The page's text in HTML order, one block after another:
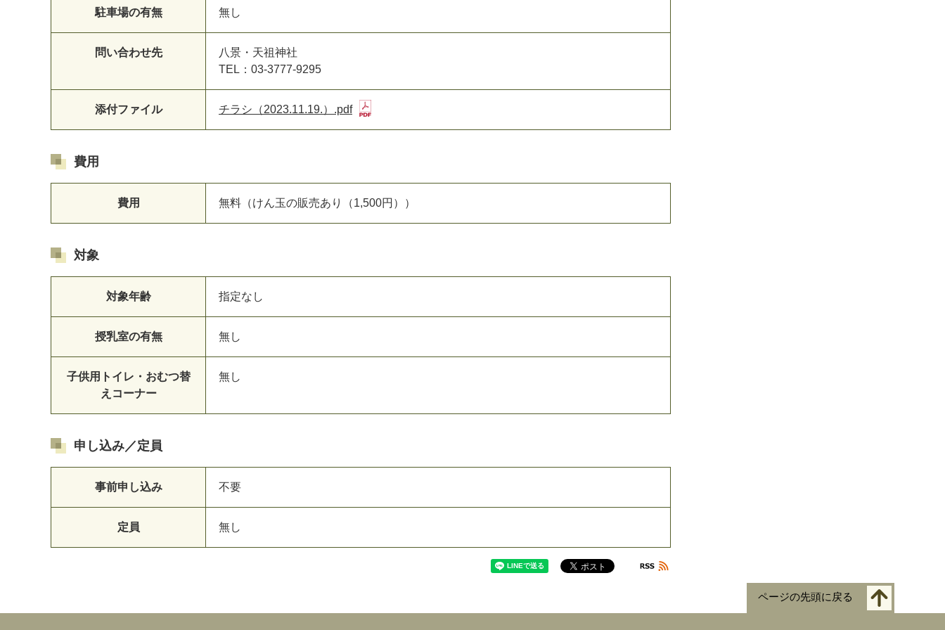
駐車場の有無 無し
問い合わせ先
八景・天祖神社
TEL：03-3777-9295
添付ファイル チラシ（2023.11.19.）.pdf
費用
費用 無料（けん玉の販売あり（1,500円））
対象
対象年齢 指定なし
授乳室の有無 無し
子供用トイレ・おむつ替
えコーナー
無し
申し込み／定員
事前申し込み 不要
定員 無し
ページの先頭に戻る